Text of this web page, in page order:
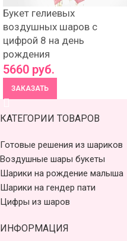
Букет гелиевых
воздушных шаров с
цифрой 8 на день
рождения
5660 руб.
ЗАКАЗАТЬ
КАТЕГОРИИ ТОВАРОВ
Готовые решения из шариков
Воздушные шары букеты
Шарики на рождение малыша
Шарики на гендер пати
Цифры из шаров
ИНФОРМАЦИЯ